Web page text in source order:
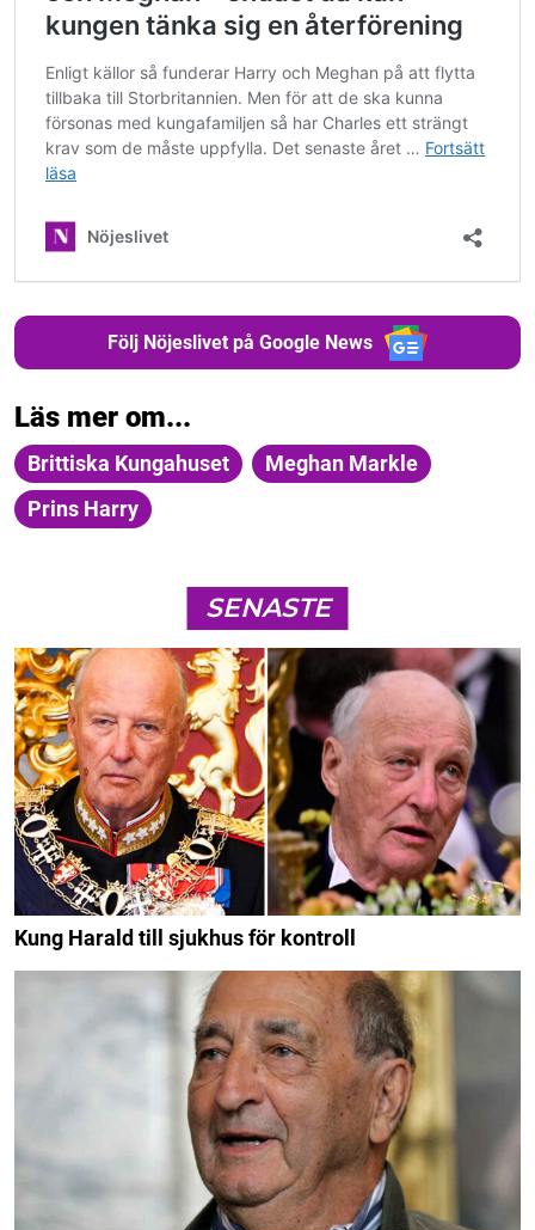
Följ Nöjeslivet på Google News
Läs mer om...
Brittiska Kungahuset
Meghan Markle
Prins Harry
SENASTE
Kung Harald till sjukhus för kontroll